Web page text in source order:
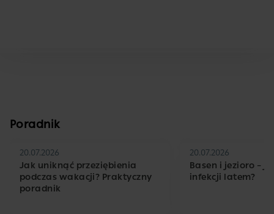
Poradnik
20.07.2026
Jak uniknąć przeziębienia
podczas wakacji? Praktyczny
poradnik
20.07.2026
Basen i jezioro –
infekcji latem?